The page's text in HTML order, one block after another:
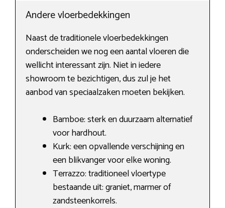
Andere vloerbedekkingen
Naast de traditionele vloerbedekkingen
onderscheiden we nog een aantal vloeren die
wellicht interessant zijn. Niet in iedere
showroom te bezichtigen, dus zul je het
aanbod van speciaalzaken moeten bekijken.
Bamboe: sterk en duurzaam alternatief
voor hardhout.
Kurk: een opvallende verschijning en
een blikvanger voor elke woning.
Terrazzo: traditioneel vloertype
bestaande uit: graniet, marmer of
zandsteenkorrels.